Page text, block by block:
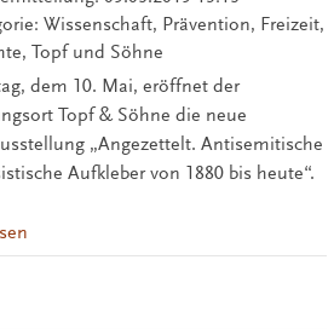
Wissenschaft, Prävention, Freizeit,
Topf und Söhne
dem 10. Mai, eröffnet der
Topf & Söhne die neue
„Angezettelt. Antisemitische
Aufkleber von 1880 bis heute“.